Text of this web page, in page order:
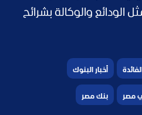
والوكالة بشرائح
أخبار البنوك
مصر بنك مصر